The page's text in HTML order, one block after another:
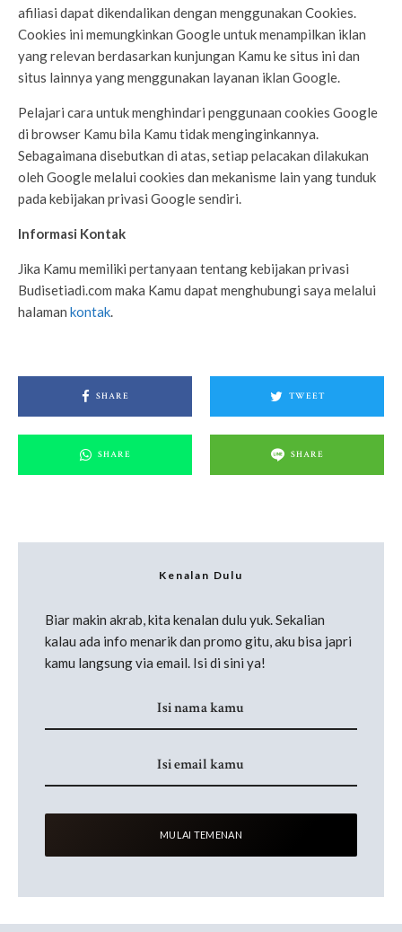
afiliasi dapat dikendalikan dengan menggunakan Cookies.
Cookies ini memungkinkan Google untuk menampilkan iklan
yang relevan berdasarkan kunjungan Kamu ke situs ini dan
situs lainnya yang menggunakan layanan iklan Google.
Pelajari cara untuk menghindari penggunaan cookies Google
di browser Kamu bila Kamu tidak menginginkannya.
Sebagaimana disebutkan di atas, setiap pelacakan dilakukan
oleh Google melalui cookies dan mekanisme lain yang tunduk
pada kebijakan privasi Google sendiri.
Informasi Kontak
Jika Kamu memiliki pertanyaan tentang kebijakan privasi
Budisetiadi.com maka Kamu dapat menghubungi saya melalui
halaman kontak.
SHARE TWEET
SHARE SHARE
Kenalan Dulu
Biar makin akrab, kita kenalan dulu yuk. Sekalian
kalau ada info menarik dan promo gitu, aku bisa japri
kamu langsung via email. Isi di sini ya!